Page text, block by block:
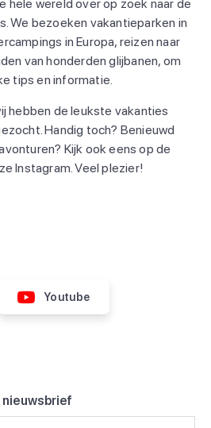
hele wereld over op zoek naar de
We bezoeken vakantieparken in
in Europa, reizen naar
van honderden glijbanen, om
tips en informatie.
hebben de leukste vakanties
Handig toch? Benieuwd
Kijk ook eens op de
Instagram. Veel plezier!
Youtube
nieuwsbrief